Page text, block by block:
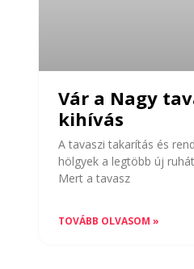
Vár a Nagy
kihívás
A tavaszi takarítás és
hölgyek a legtöbb új
Mert a tavasz
TOVÁBB OLVASOM »